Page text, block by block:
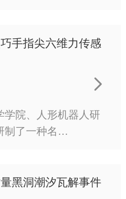
领域具有重要应用前
可见光透过率，器
层，这虽然有利于提
层覆盖不充分及缺
剧非辐射复合、界面
引起的局域热积
过实验首次证明，在
任务时，量子机器
经网络模型。相关研
》
。量子计算被广泛认
性，但如何将这种优
手指尖六维力传感

学院、人形机器人研
制了一种名
，并可嵌入机器人灵
黑洞潮汐瓦解事件